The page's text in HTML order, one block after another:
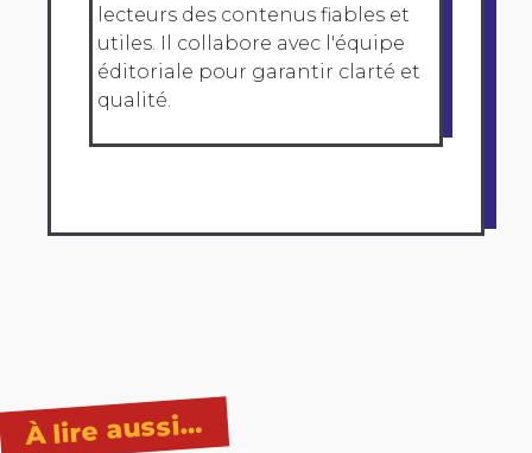
lecteurs des contenus fiables et
utiles. Il collabore avec l'équipe
éditoriale pour garantir clarté et
qualité.
À lire aussi…